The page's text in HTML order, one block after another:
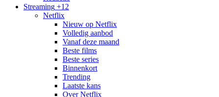
Streaming +12
Netflix
Nieuw op Netflix
Volledig aanbod
Vanaf deze maand
Beste films
Beste series
Binnenkort
Trending
Laatste kans
Over Netflix